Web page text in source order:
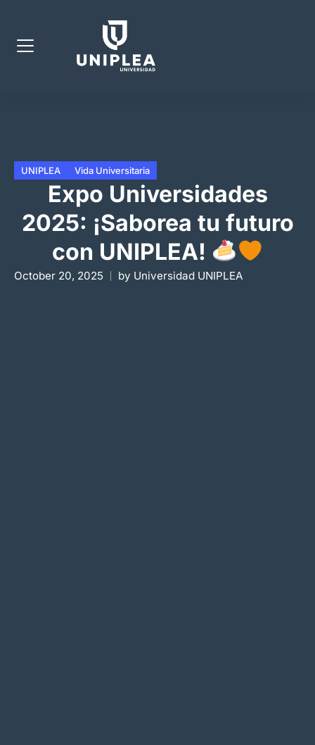
UNIPLEA Vida Universitaria
Expo Universidades
2025: ¡Saborea tu futuro
con UNIPLEA!
October 20, 2025 by Universidad UNIPLEA